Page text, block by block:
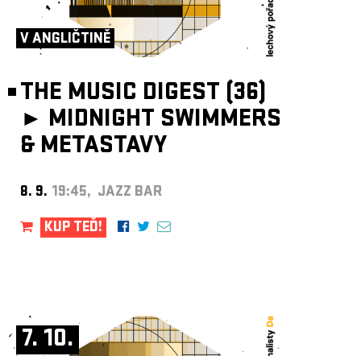
V ANGLIČTINĚ
THE MUSIC DIGEST (36)
► MIDNIGHT SWIMMERS
& METASTAVY
8. 9. 19:45, JAZZ BAR
KUP TEĎ!
7. 10.